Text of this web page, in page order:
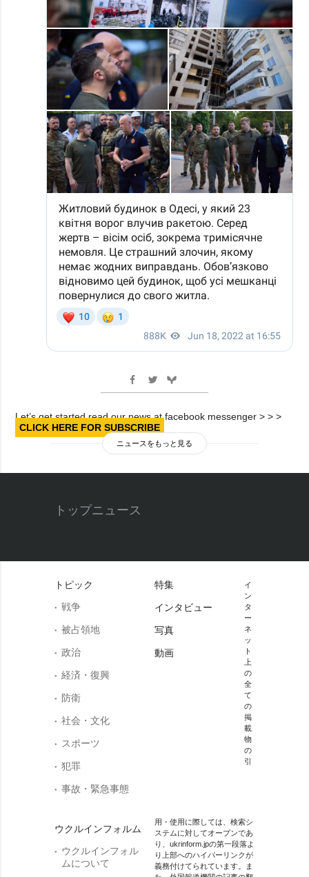
Let’s get started read our news at facebook messenger > > >
CLICK HERE FOR SUBSCRIBE
ニュースをもっと見る
トップニュース
トピック
戦争
被占領地
政治
経済・復興
防衛
社会・文化
スポーツ
犯罪
事故・緊急事態
ウクルインフォルム
ウクルインフォル
ムについて
特集
インタビュー
写真
動画
イ
ン
タ
ー
ネ
ッ
ト
上
の
全
て
の
掲
載
物
の
引
用・使用に際しては、検索シ
ステムに対してオープンであ
り、ukrinform.jpの第一段落よ
り上部へのハイパーリンクが
義務付けてられています。ま